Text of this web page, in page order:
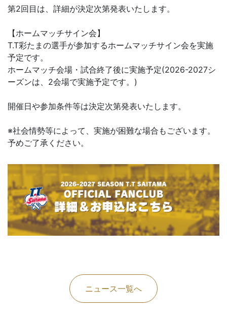
第2回目は、詳細が決定次第発表いたします。
【ホームマッチサイン会】
T.T彩たまの選手が参加するホームマッチサイン会を実施
予定です。
ホームマッチ会場・試合終了後に実施予定(2026-2027シ
ーズンは、2会場で実施予定です。)
開催日や参加条件等は決定次第発表いたします。
※社会情勢等によって、実施が困難な場合もございます。
予めご了承ください。
ニュース一覧へ